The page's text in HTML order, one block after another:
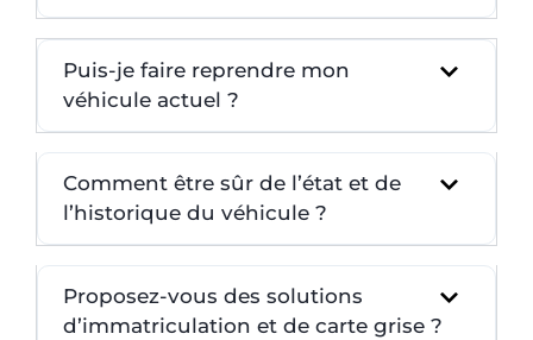
Puis-je faire reprendre mon
véhicule actuel ?
Comment être sûr de l’état et de
l’historique du véhicule ?
Proposez-vous des solutions
d’immatriculation et de carte grise ?